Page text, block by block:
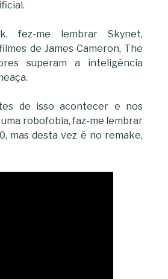
fez-me lembrar Skynet,
de James Cameron, The
superam a inteligência
de isso acontecer e nos
robofobia, faz-me lembrar
mas desta vez é no remake,